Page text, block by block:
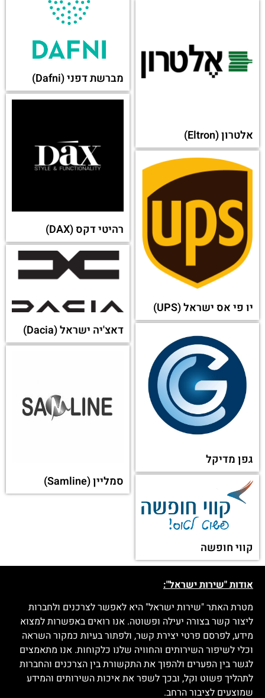
אלטרון (Eltron)
מברשת דפני (Dafni)
יו פי אס ישראל (UPS)
רהיטי דקס (DAX)
גפן מדיקל
דאצ'יה ישראל (Dacia)
קווי חופשה
סמליין (Samline)
אודות "שירות ישראל":
מטרת האתר "שירות ישראל" היא לאפשר לצרכנים ולחברות
ליצור קשר בצורה יעילה ופשוטה. אנו רואים באפשרות למצוא
מידע, לפרסם פרטי יצירת קשר, ולפתור בעיות כמקור השראה
וכלי לשיפור השירותים והחוויה שלנו כלקוחות. אנו מתאמצים
לגשר בין הפערים ולהפוך את התקשורת בין הצרכנים והחברות
לתהליך פשוט וקל, ובכך לשפר את איכות השירותים והמידע
שמוצעים לציבור הרחב.